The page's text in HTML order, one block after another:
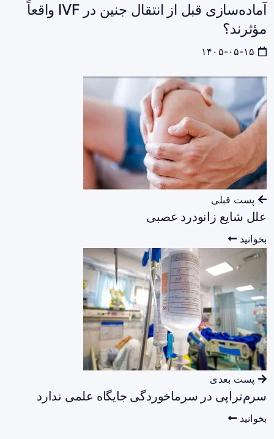
آماده‌سازی قبل از انتقال جنین در IVF واقعاً
مؤثرند؟
پست قبلی
علل شایع زانودرد عصبی
بخوانید
پست بعدی
سرم‌تراپی در سرماخوردگی جایگاه علمی ندارد
بخوانید